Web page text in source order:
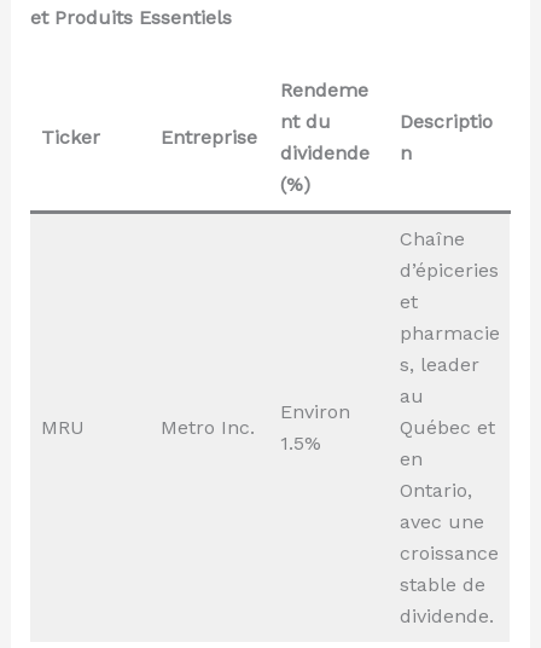
et Produits Essentiels
Ticker Entreprise
Rendeme
nt du
dividende
(%)
Descriptio
n
MRU Metro Inc.
Environ
1.5%
Chaîne
d’épiceries
et
pharmacie
s, leader
au
Québec et
en
Ontario,
avec une
croissance
stable de
dividende.